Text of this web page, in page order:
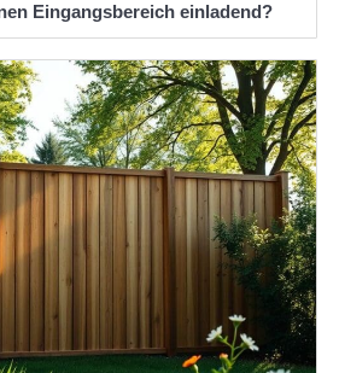
Eingangsbereich einladend?